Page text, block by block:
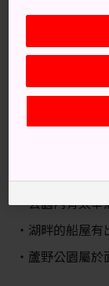
蘆野公園位於
是青森市的正
同。從弘前市
先從弘前站搭
從五所川原站
道線到公園裡
公園內有太宰
湖畔的船屋有
蘆野公園屬於